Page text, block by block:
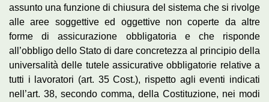
assunto una funzione di chiusura del sistema che si rivolge
alle aree soggettive ed oggettive non coperte da altre
forme di assicurazione obbligatoria e che risponde
all’obbligo dello Stato di dare concretezza al principio della
universalità delle tutele assicurative obbligatorie relative a
tutti i lavoratori (art. 35 Cost.), rispetto agli eventi indicati
nell’art. 38, secondo comma, della Costituzione, nei modi